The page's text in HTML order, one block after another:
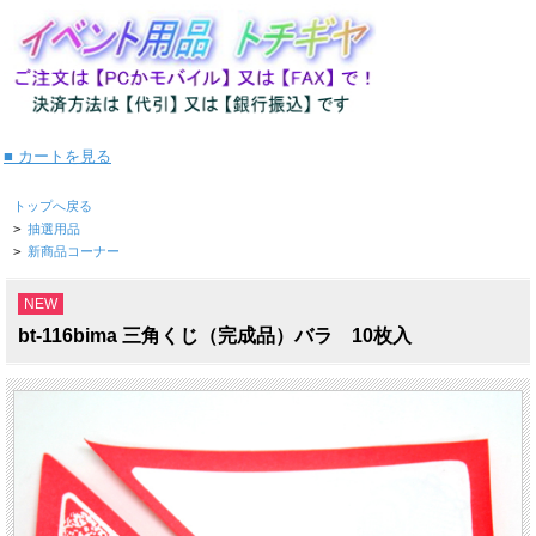
■ カートを見る
トップへ戻る
> 抽選用品
> 新商品コーナー
NEW
bt-116bima 三角くじ（完成品）バラ 10枚入